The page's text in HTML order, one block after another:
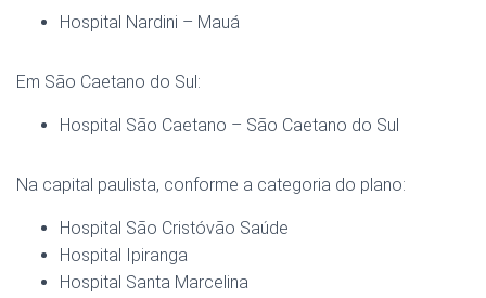
Hospital Nardini – Mauá
Em São Caetano do Sul:
Hospital São Caetano – São Caetano do Sul
Na capital paulista, conforme a categoria do plano:
Hospital São Cristóvão Saúde
Hospital Ipiranga
Hospital Santa Marcelina